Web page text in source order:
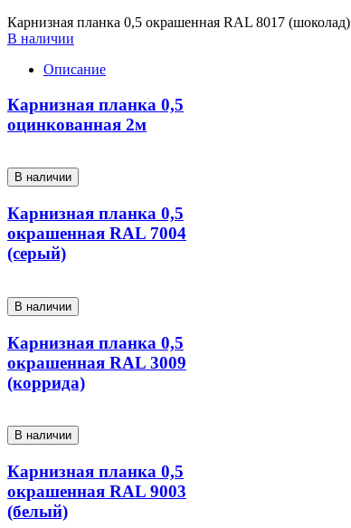
Карнизная планка 0,5 окрашенная RAL 8017 (шоколад)
В наличии
Описание
Карнизная планка 0,5
оцинкованная 2м
В наличии
Карнизная планка 0,5
окрашенная RAL 7004
(серый)
В наличии
Карнизная планка 0,5
окрашенная RAL 3009
(коррида)
В наличии
Карнизная планка 0,5
окрашенная RAL 9003
(белый)